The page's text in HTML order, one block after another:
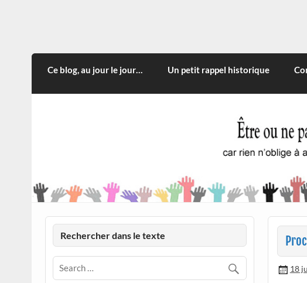
CITOYEN D'ILLE-ET-VILAINE
Ce blog, au jour le jour… Un petit rappel historique
18
Rechercher dans le texte